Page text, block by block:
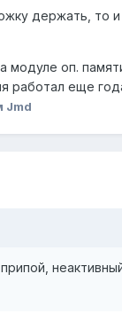
держать, то и
оп.
работал еще
Jmd